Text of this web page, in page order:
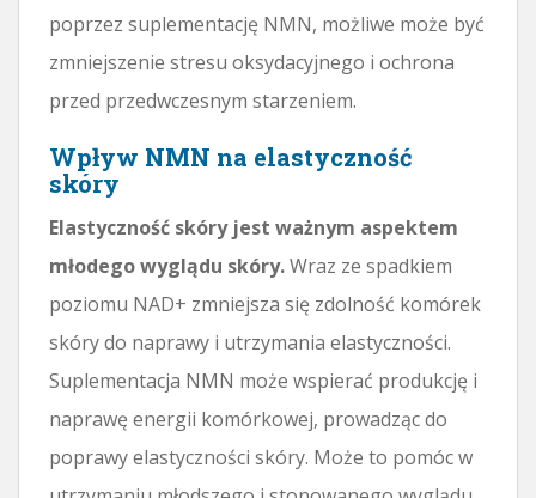
poprzez suplementację NMN, możliwe może być
zmniejszenie stresu oksydacyjnego i ochrona
przed przedwczesnym starzeniem.
Wpływ NMN na elastyczność
skóry
Elastyczność skóry jest ważnym aspektem
młodego wyglądu skóry.Wraz ze spadkiem
poziomu NAD+ zmniejsza się zdolność komórek
skóry do naprawy i utrzymania elastyczności.
Suplementacja NMN może wspierać produkcję i
naprawę energii komórkowej, prowadząc do
poprawy elastyczności skóry. Może to pomóc w